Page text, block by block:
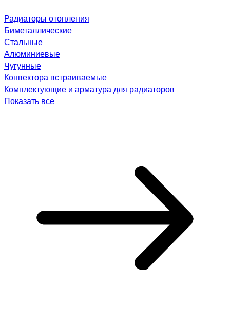
Радиаторы отопления
Биметаллические
Стальные
Алюминиевые
Чугунные
Конвектора встраиваемые
Комплектующие и арматура для радиаторов
Показать все